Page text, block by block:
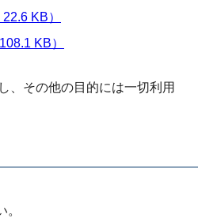
KB）
KB）
、その他の目的には一切利用